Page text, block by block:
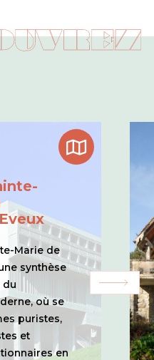
Marie de
synthèse
du
où se
puristes,
et
en